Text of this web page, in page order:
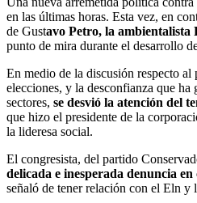
en las últimas horas. Esta vez, en
de Gustavo Petro, la
punto de mira durante el desarrollo
En medio de la discusión respecto al
elecciones, y la desconfianza que ha
sectores, se desvió la atención del
que hizo el presidente de la
la lideresa social.
El congresista, del partido
delicada e inesperada denuncia
señaló de tener relación con el Eln y